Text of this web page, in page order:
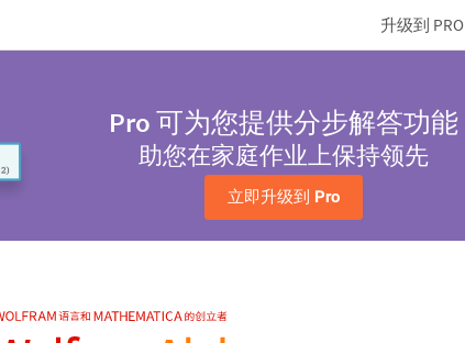
升级到 PRO
Pro可为您提供分步解答功能
助您在家庭作业上保持领先
立即升级到 Pro